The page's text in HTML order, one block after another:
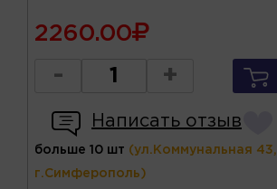
2260.00
- +
Написать отзыв
больше 10 шт (ул.Коммунальная 43,
г.Симферополь)